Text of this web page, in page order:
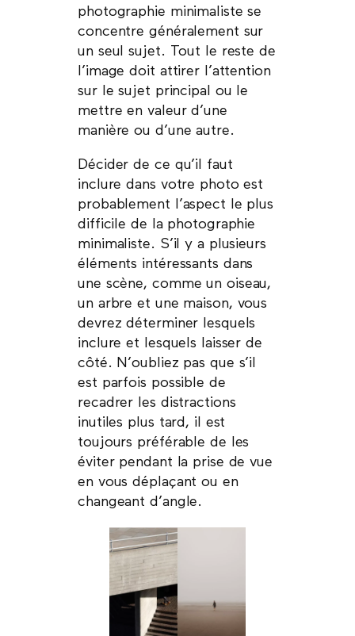
photographie minimaliste se
concentre généralement sur
un seul sujet. Tout le reste de
l’image doit attirer l’attention
sur le sujet principal ou le
mettre en valeur d’une
manière ou d’une autre.
Décider de ce qu’il faut
inclure dans votre photo est
probablement l’aspect le plus
difficile de la photographie
minimaliste. S’il y a plusieurs
éléments intéressants dans
une scène, comme un oiseau,
un arbre et une maison, vous
devrez déterminer lesquels
inclure et lesquels laisser de
côté. N’oubliez pas que s’il
est parfois possible de
recadrer les distractions
inutiles plus tard, il est
toujours préférable de les
éviter pendant la prise de vue
en vous déplaçant ou en
changeant d’angle.